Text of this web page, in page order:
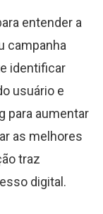
entender a
campanha
identificar
usuário e
para aumentar
as melhores
traz
digital.